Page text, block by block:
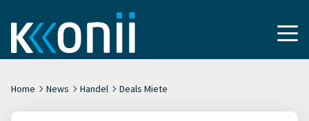
Home News Handel Deals Miete